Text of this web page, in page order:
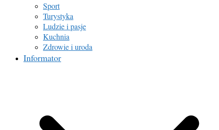
Sport
Turystyka
Ludzie i pasje
Kuchnia
Zdrowie i uroda
Informator